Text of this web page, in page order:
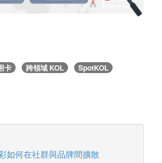
卡 跨領域 KOL
SpotKOL
如何在社群與品牌間擴散